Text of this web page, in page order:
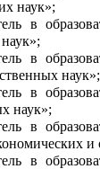
наук»;
в
в
наук»;
в
наук»;
в
в